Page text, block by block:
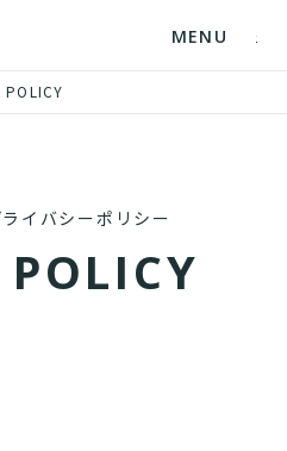
MENU
POLICY
イバシーポリシー
POLICY